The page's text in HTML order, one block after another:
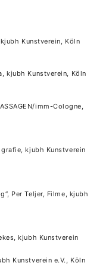
kjubh Kunstverein, Köln
kjubh Kunstverein, Köln
imm-Cologne,
kjubh Kunstverein
Per Teljer, Filme, kjubh
kjubh Kunstverein
Kunstverein e.V., Köln